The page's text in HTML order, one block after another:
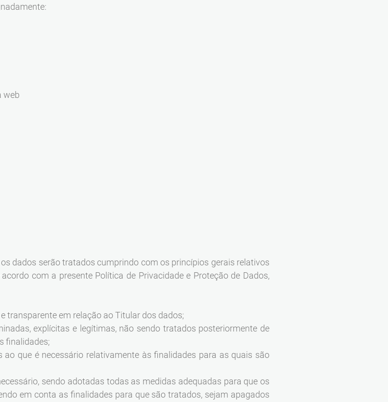
web
dados serão tratados cumprindo com os princípios gerais relativos
com a presente Política de Privacidade e Proteção de Dados,
transparente em relação ao Titular dos dados;
explícitas e legítimas, não sendo tratados posteriormente de
finalidades;
ao que é necessário relativamente às finalidades para as quais são
sendo adotadas todas as medidas adequadas para que os
em conta as finalidades para que são tratados, sejam apagados